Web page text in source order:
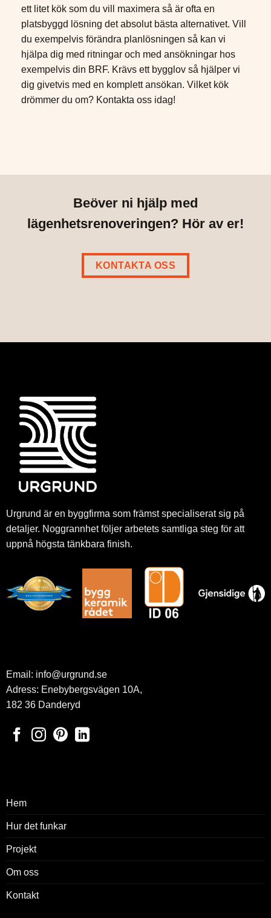
ett litet kök som du vill maximera så är ofta en
platsbyggd lösning det absolut bästa alternativet. Vill
du exempelvis förändra planlösningen så kan vi
hjälpa dig med ritningar och med ansökningar hos
exempelvis din BRF. Krävs ett bygglov så hjälper vi
dig givetvis med en komplett ansökan. Vilket kök
drömmer du om? Kontakta oss idag!
Beöver ni hjälp med
lägenhetsrenoveringen? Hör av er!
KONTAKTA OSS
Urgrund är en byggfirma som främst specialiserat sig på
detaljer. Noggrannhet följer arbetets samtliga steg för att
uppnå högsta tänkbara finish.
Email: info@urgrund.se
Adress: Enebybergsvägen 10A,
182 36 Danderyd
Hem
Hur det funkar
Projekt
Om oss
Kontakt